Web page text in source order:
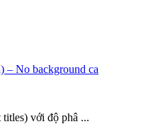
– No background ca
với độ phâ ...